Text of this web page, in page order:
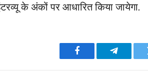
के अंकों पर आधारित किया जायेगा.
Facebook Telegram